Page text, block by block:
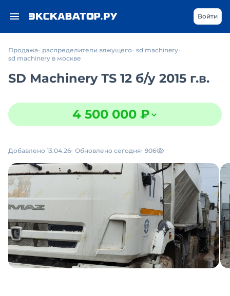
Войти
Продажа распределители вяжущего sd machinery
sd machinery в москве
SD Machinery ТS 12 б/у 2015 г.в.
4 500 000 ₽
Добавлено 13.04.26 Обновлено сегодня 906